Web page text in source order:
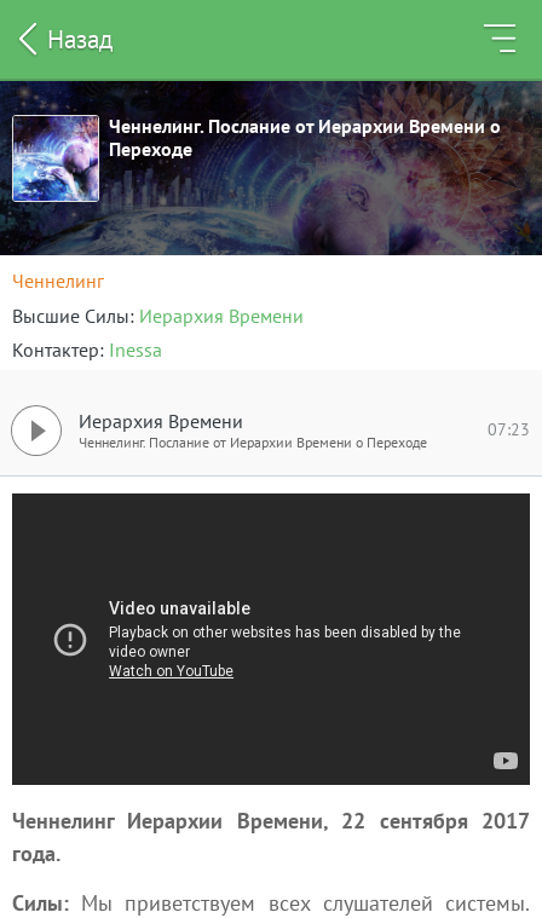
Назад
Ченнелинг. Послание от Иерархии Времени о
Переходе
Ченнелинг
Высшие Силы Иерархия Времени
Контактер Inessа
07:23
Иерархия Времени
Ченнелинг. Послание от Иерархии Времени о Переходе
Ченнелинг Иерархии Времени, 22 сентября 2017
года.
Силы: Мы приветствуем всех слушателей системы.